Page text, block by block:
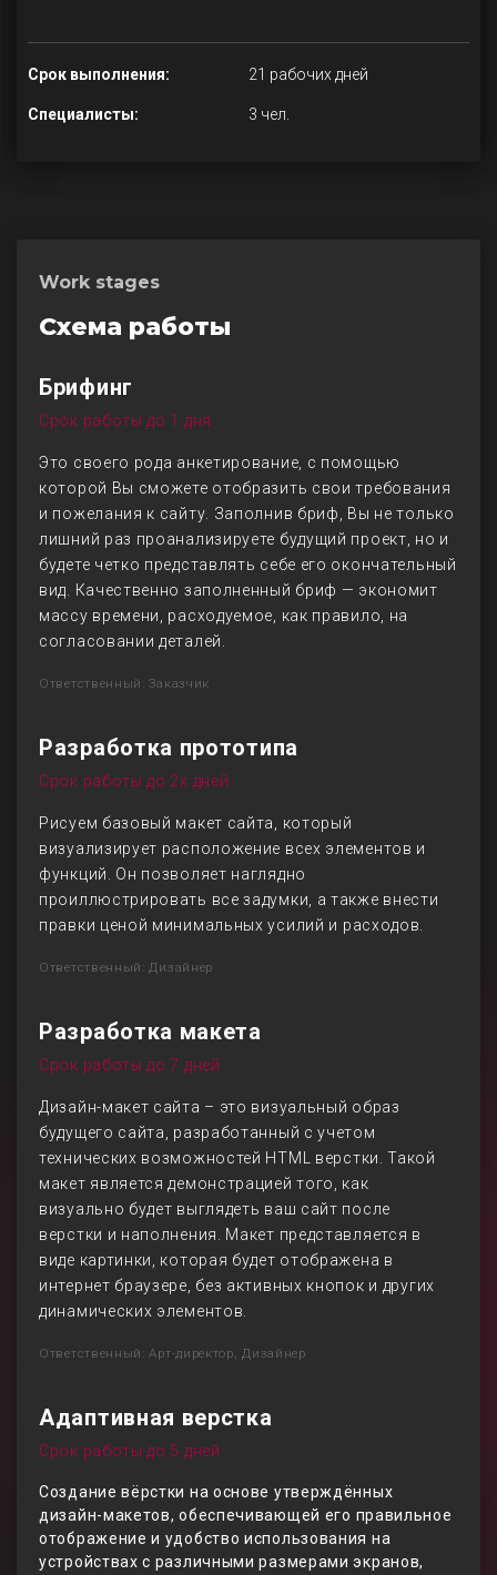
Срок выполнения: 21 рабочих дней
Специалисты: 3 чел.
Work stages
Схема работы
Брифинг
Срок работы до 1 дня
Это своего рода анкетирование, с помощью
которой Вы сможете отобразить свои требования
и пожелания к сайту. Заполнив бриф, Вы не только
лишний раз проанализируете будущий проект, но и
будете четко представлять себе его окончательный
вид. Качественно заполненный бриф — экономит
массу времени, расходуемое, как правило, на
согласовании деталей.
Ответственный: Заказчик
Разработка прототипа
Срок работы до 2х дней
Рисуем базовый макет сайта, который
визуализирует расположение всех элементов и
функций. Он позволяет наглядно
проиллюстрировать все задумки, а также внести
правки ценой минимальных усилий и расходов.
Ответственный: Дизайнер
Разработка макета
Срок работы до 7 дней
Дизайн-макет сайта – это визуальный образ
будущего сайта, разработанный с учетом
технических возможностей HTML верстки. Такой
макет является демонстрацией того, как
визуально будет выглядеть ваш сайт после
верстки и наполнения. Макет представляется в
виде картинки, которая будет отображена в
интернет браузере, без активных кнопок и других
динамических элементов.
Ответственный: Арт-директор, Дизайнер
Адаптивная верстка
Срок работы до 5 дней
Создание вёрстки на основе утверждённых
дизайн-макетов, обеспечивающей его правильное
отображение и удобство использования на
устройствах с различными размерами экранов,